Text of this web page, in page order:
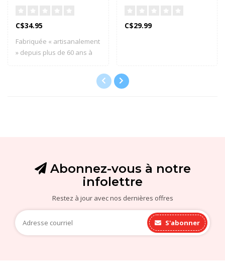
C$34.95
Fabriquée « artisanalement
» depuis plus de 60 ans à
C$29.99
Abonnez-vous à notre
infolettre
Restez à jour avec nos dernières offres
S'abonner